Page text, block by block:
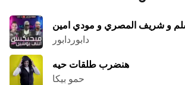
دابوردابور
هنضرب طلقات حيه
حمو بيكا